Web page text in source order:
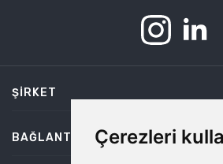
Çerezleri
ŞIRKET
BAĞLANTILAR